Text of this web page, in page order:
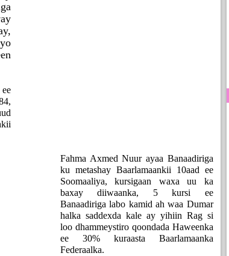
Fahma Axmed Nuur ayaa Banaadiriga
ku metashay Baarlamaankii 10aad ee
Soomaaliya, kursigaan waxa uu ka
baxay diiwaanka, 5 kursi ee
Banaadiriga labo kamid ah waa Dumar
halka saddexda kale ay yihiin Rag si
loo dhammeystiro qoondada Haweenka
ee 30% kuraasta Baarlamaanka
Federaalka.